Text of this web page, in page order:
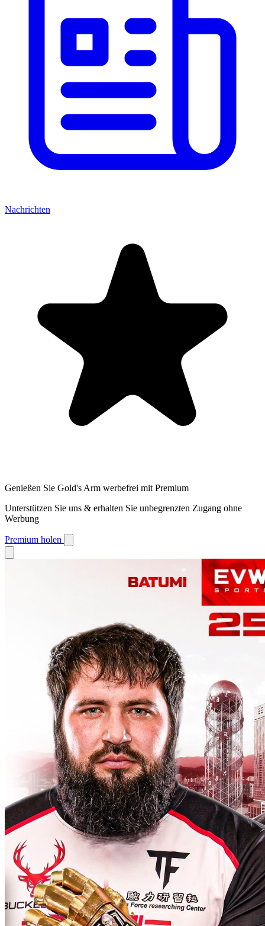
Nachrichten
Genießen Sie Gold's Arm werbefrei mit Premium
Unterstützen Sie uns & erhalten Sie unbegrenzten Zugang ohne
Werbung
Premium holen